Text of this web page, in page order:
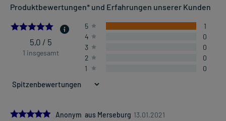
Produktbewertungen* und Erfahrungen unserer Kunden
5.0
5,0 / 5
1 insgesamt
5
1
4
0
3
0
2
0
1
0
5.0Anonym aus Merseburg 13.01.2021